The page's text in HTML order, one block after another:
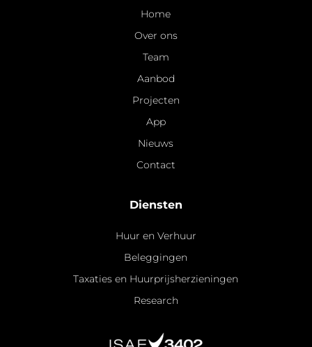
Home
Over ons
Team
Aanbod
Projecten
App
Nieuws
Contact
Diensten
Huur en Verhuur
Beleggingen
Taxaties en Huurprijsherzieningen
Research